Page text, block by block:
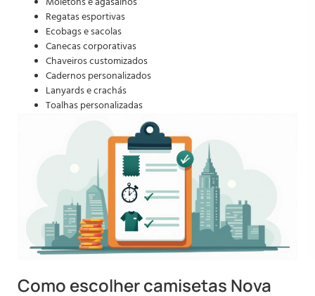
Regatas esportivas
Ecobags e sacolas
Canecas corporativas
Chaveiros customizados
Cadernos personalizados
Lanyards e crachás
Toalhas personalizadas
Como escolher camisetas Nova